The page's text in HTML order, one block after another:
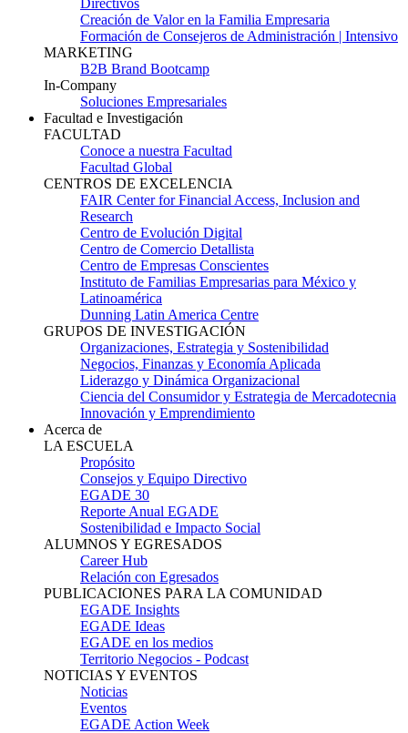
Directivos
Creación de Valor en la Familia Empresaria
Formación de Consejeros de Administración | Intensivo
MARKETING
B2B Brand Bootcamp
In-Company
Soluciones Empresariales
Facultad e Investigación
FACULTAD
Conoce a nuestra Facultad
Facultad Global
CENTROS DE EXCELENCIA
FAIR Center for Financial Access, Inclusion and
Research
Centro de Evolución Digital
Centro de Comercio Detallista
Centro de Empresas Conscientes
Instituto de Familias Empresarias para México y
Latinoamérica
Dunning Latin America Centre
GRUPOS DE INVESTIGACIÓN
Organizaciones, Estrategia y Sostenibilidad
Negocios, Finanzas y Economía Aplicada
Liderazgo y Dinámica Organizacional
Ciencia del Consumidor y Estrategia de Mercadotecnia
Innovación y Emprendimiento
Acerca de
LA ESCUELA
Propósito
Consejos y Equipo Directivo
EGADE 30
Reporte Anual EGADE
Sostenibilidad e Impacto Social
ALUMNOS Y EGRESADOS
Career Hub
Relación con Egresados
PUBLICACIONES PARA LA COMUNIDAD
EGADE Insights
EGADE Ideas
EGADE en los medios
Territorio Negocios - Podcast
NOTICIAS Y EVENTOS
Noticias
Eventos
EGADE Action Week